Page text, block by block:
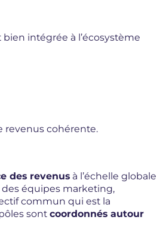
intégrée à l’écosystème
revenus cohérente.
des revenus à l’échelle globale
des équipes marketing,
commun qui est la
sont coordonnés autour